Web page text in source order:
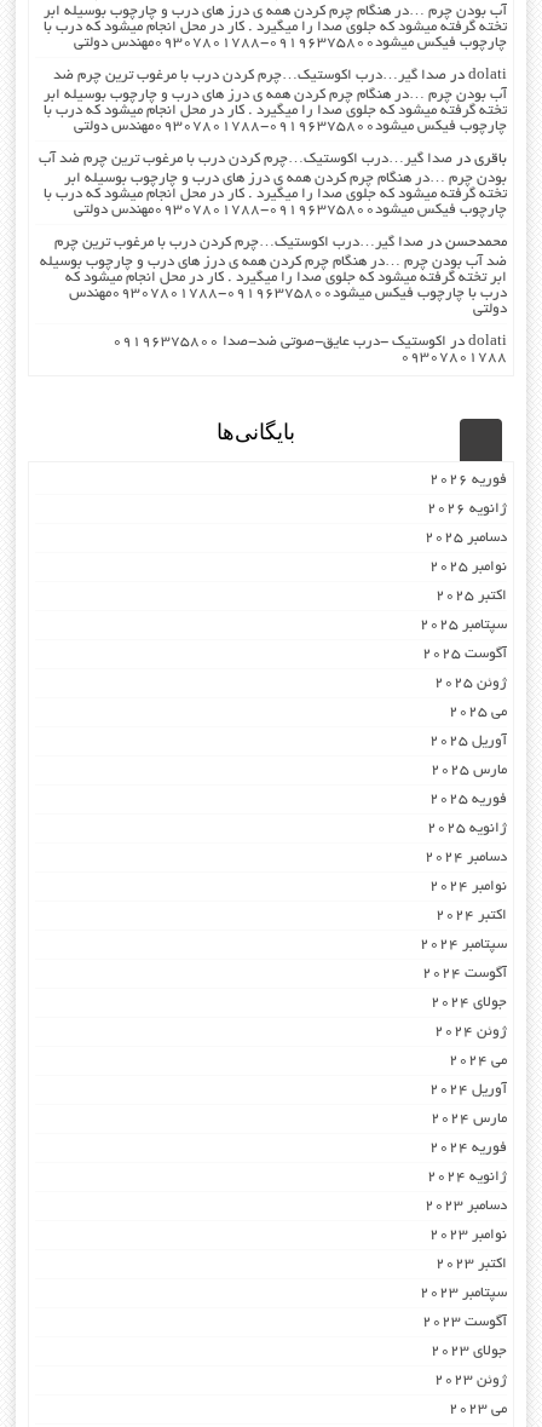
آب بودن چرم …در هنگام چرم کردن همه ی درز های درب و چارچوب بوسیله ابر
تخته گرفته میشود که جلوی صدا را میگیرد . کار در محل انجام میشود که درب با
چارچوب فیکس میشود۰۹۱۹۶۳۷۵۸۰۰-۰۹۳۰۷۸۰۱۷۸۸مهندس دولتی
dolati درصدا گیر…درب اکوستیک…چرم کردن درب با مرغوب ترین چرم ضد
آب بودن چرم …در هنگام چرم کردن همه ی درز های درب و چارچوب بوسیله ابر
تخته گرفته میشود که جلوی صدا را میگیرد . کار در محل انجام میشود که درب با
چارچوب فیکس میشود۰۹۱۹۶۳۷۵۸۰۰-۰۹۳۰۷۸۰۱۷۸۸مهندس دولتی
باقری درصدا گیر…درب اکوستیک…چرم کردن درب با مرغوب ترین چرم ضد آب
بودن چرم …در هنگام چرم کردن همه ی درز های درب و چارچوب بوسیله ابر
تخته گرفته میشود که جلوی صدا را میگیرد . کار در محل انجام میشود که درب با
چارچوب فیکس میشود۰۹۱۹۶۳۷۵۸۰۰-۰۹۳۰۷۸۰۱۷۸۸مهندس دولتی
محمدحسن درصدا گیر…درب اکوستیک…چرم کردن درب با مرغوب ترین چرم
ضد آب بودن چرم …در هنگام چرم کردن همه ی درز های درب و چارچوب بوسیله
ابر تخته گرفته میشود که جلوی صدا را میگیرد . کار در محل انجام میشود که
درب با چارچوب فیکس میشود۰۹۱۹۶۳۷۵۸۰۰-۰۹۳۰۷۸۰۱۷۸۸مهندس
دولتی
dolati در
اکوستیک -درب عایق-صوتی ضد-صدا ۰۹۱۹۶۳۷۵۸۰۰
۰۹۳۰۷۸۰۱۷۸۸
بایگانی‌ها
فوریه 2026
ژانویه 2026
دسامبر 2025
نوامبر 2025
اکتبر 2025
سپتامبر 2025
آگوست 2025
ژوئن 2025
می 2025
آوریل 2025
مارس 2025
فوریه 2025
ژانویه 2025
دسامبر 2024
نوامبر 2024
اکتبر 2024
سپتامبر 2024
آگوست 2024
جولای 2024
ژوئن 2024
می 2024
آوریل 2024
مارس 2024
فوریه 2024
ژانویه 2024
دسامبر 2023
نوامبر 2023
اکتبر 2023
سپتامبر 2023
آگوست 2023
جولای 2023
ژوئن 2023
می 2023